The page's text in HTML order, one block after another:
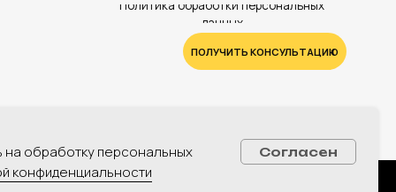
на обработку персональных
конфиденциальности
Согласен